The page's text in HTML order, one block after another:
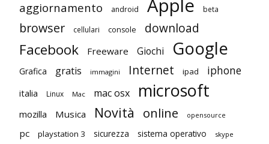
aggiornamento android Apple beta
browser cellulari console download
Facebook Freeware Giochi Google
Grafica gratis immagini Internet ipad iphone
italia Linux Mac mac osx microsoft
mozilla Musica Novità online opensource
pc playstation 3 sicurezza sistema operativo skype